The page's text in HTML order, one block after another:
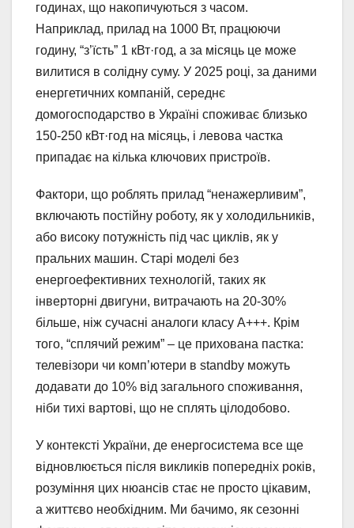
годинах, що накопичуються з часом.
Наприклад, прилад на 1000 Вт, працюючи
годину, “з’їсть” 1 кВт·год, а за місяць це може
вилитися в солідну суму. У 2025 році, за даними
енергетичних компаній, середнє
домогосподарство в Україні споживає близько
150-250 кВт·год на місяць, і левова частка
припадає на кілька ключових пристроїв.
Фактори, що роблять прилад “ненажерливим”,
включають постійну роботу, як у холодильників,
або високу потужність під час циклів, як у
пральних машин. Старі моделі без
енергоефективних технологій, таких як
інверторні двигуни, витрачають на 20-30%
більше, ніж сучасні аналоги класу A+++. Крім
того, “сплячий режим” – це прихована пастка:
телевізори чи комп’ютери в standby можуть
додавати до 10% від загального споживання,
ніби тихі вартові, що не сплять цілодобово.
У контексті України, де енергосистема все ще
відновлюється після викликів попередніх років,
розуміння цих нюансів стає не просто цікавим,
а життєво необхідним. Ми бачимо, як сезонні